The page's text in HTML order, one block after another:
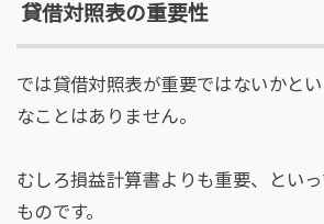
貸借対照表の重要性
では貸借対照表が重要ではないかと
なことはありません。
むしろ損益計算書よりも重要、とい
ものです。